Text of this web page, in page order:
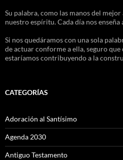
Su palabra, como las manos del
nuestro espíritu. Cada día nos
Si nos quedáramos con una sola
de actuar conforme a ella, seguro
estaríamos contribuyendo a la
CATEGORÍAS
Adoración al Santísimo
Agenda 2030
Antiguo Testamento